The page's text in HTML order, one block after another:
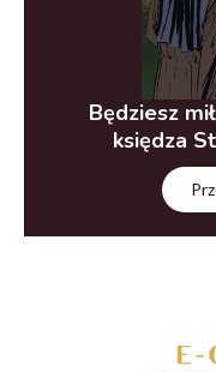
Będziesz
księdza